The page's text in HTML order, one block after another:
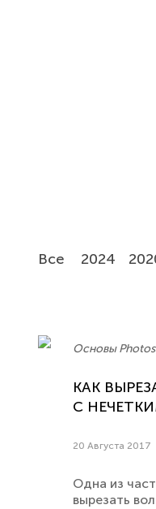
Вce 2024
Основы
КАК
С
20 Августа 2017
Одна из
вырезать